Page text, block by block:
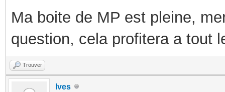
Ma boite de MP est pleine,
question, cela profitera a tout
Trouver
Ives